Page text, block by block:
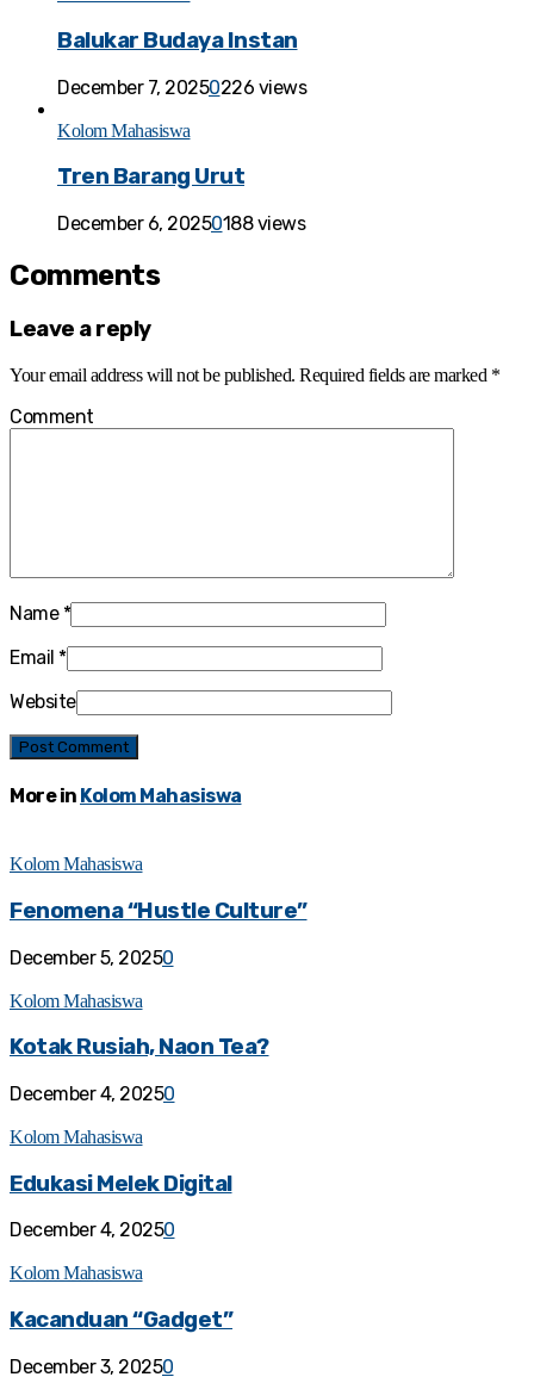
Balukar Budaya Instan
December 7, 20250226 views
Kolom Mahasiswa
Tren Barang Urut
December 6, 20250188 views
Comments
Leave a reply
Your email address will not be published. Required fields are marked *
Comment
Name *
Email *
Website
More in Kolom Mahasiswa
Kolom Mahasiswa
Fenomena “Hustle Culture”
December 5, 20250
Kolom Mahasiswa
Kotak Rusiah, Naon Tea?
December 4, 20250
Kolom Mahasiswa
Edukasi Melek Digital
December 4, 20250
Kolom Mahasiswa
Kacanduan “Gadget”
December 3, 20250